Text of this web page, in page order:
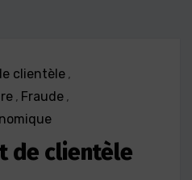
clientèle ,
, Fraude ,
de clientèle